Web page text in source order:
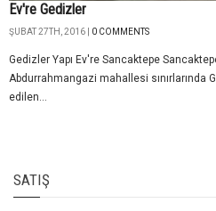
Ev're Gedizler
ŞUBAT 27TH, 2016 | 0 COMMENTS
Gedizler Yapı Ev're Sancaktepe
Abdurrahmangazi mahallesi sınırlarında
edilen...
SATIŞ